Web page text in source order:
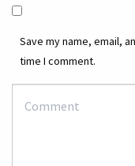
Save my name, email,
time I comment.